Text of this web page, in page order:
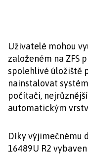
Uživatelé mohou
založeném na ZFS
spolehlivé úložiště
nainstalovat
počítači,
automatickým
Díky výjimečnému
16489U R2